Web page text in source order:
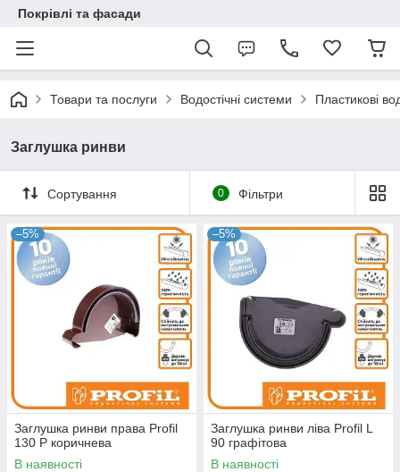
Покрівлі та фасади
Товари та послуги Водостічні системи Пластикові
Заглушка ринви
Сортування 0 Фільтри
–5%
Заглушка ринви права Profil
130 Р коричнева
В наявності
–5%
Заглушка ринви ліва Profil L
90 графітова
В наявності